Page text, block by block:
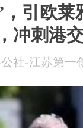
，引欧莱
冲刺港
社-江苏第一